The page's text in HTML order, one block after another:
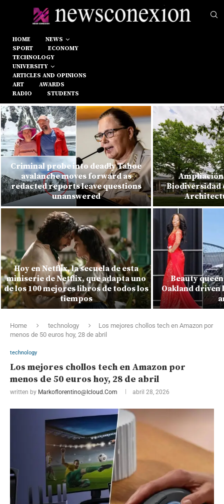
HOME
NEWS
SPORT
ECONOMY
TECHNOLOGY
UNIVERSITY
ARTICLES AND OPINIONS
ART
AWARDS
RADIO
STUDENTS
Criminal probe into deadly Tahoe
avalanche moves forward as
redacted reports leave questions
unanswered
Hoy en Netflix, la secuela de esta
miniserie de Netflix, que adapta uno
de los 100 mejores libros de todos los
tiempos
Biodiversidad
Beauty
Oakland driven
Home technology
Los mejores chollos tech en Amazon por
menos de 50 euros hoy, 28 de abril
technology
Los mejores chollos tech en Amazon por
menos de 50 euros hoy, 28 de abril
written by Markoflorentino@icloud.com abril 28, 2026